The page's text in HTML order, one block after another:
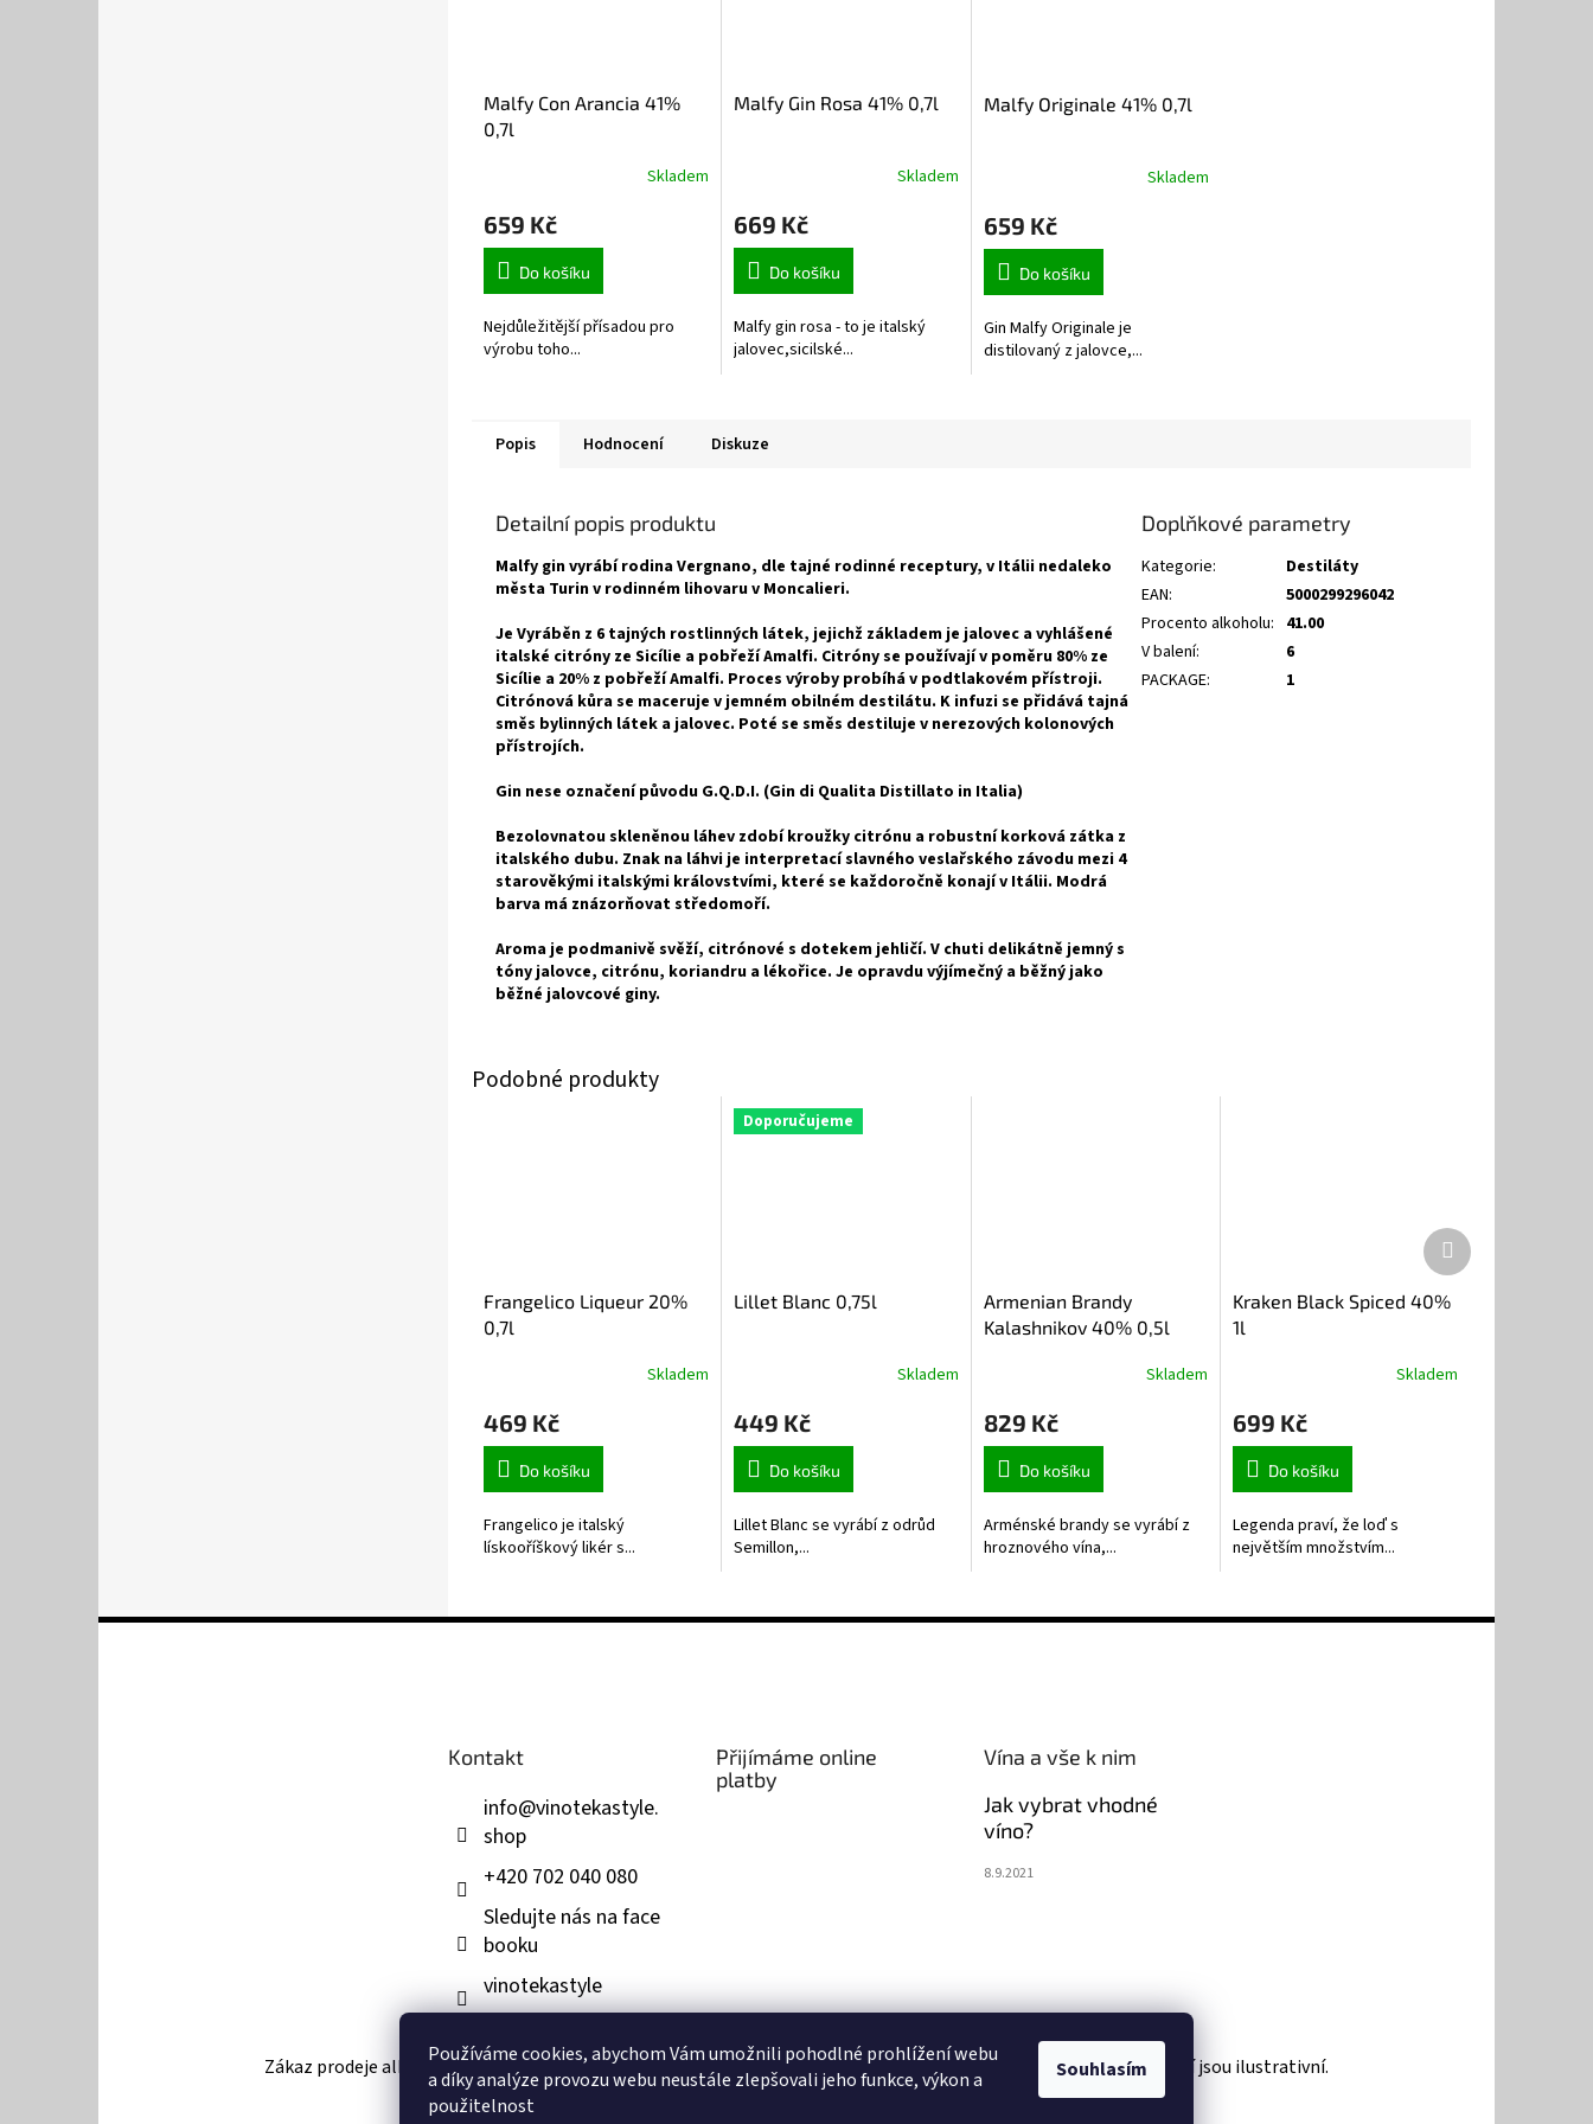
Používáme cookies, abychom Vám umožnili pohodlné prohlížení webu
a díky analýze provozu webu neustále zlepšovali jeho funkce, výkon a
použitelnost
Souhlasím
Malfy Con Arancia 41%
0,7l
Skladem
659 Kč
Do košíku
Nejdůležitější přísadou pro
výrobu toho...
Malfy Gin Rosa 41% 0,7l
Skladem
669 Kč
Do košíku
Malfy gin rosa - to je italský
jalovec,sicilské...
Malfy Originale 41% 0,7l
Skladem
659 Kč
Do košíku
Gin Malfy Originale je
distilovaný z jalovce,...
Popis Hodnocení Diskuze
Detailní popis produktu
Malfy gin vyrábí rodina Vergnano, dle tajné rodinné receptury, v Itálii nedaleko
města Turin v rodinném lihovaru v Moncalieri.
Je Vyráběn z 6 tajných rostlinných látek, jejichž základem je jalovec a vyhlášené
italské citróny ze Sicílie a pobřeží Amalfi. Citróny se používají v poměru 80% ze
Sicílie a 20% z pobřeží Amalfi. Proces výroby probíhá v podtlakovém přístroji.
Citrónová kůra se maceruje v jemném obilném destilátu. K infuzi se přidává tajná
směs bylinných látek a jalovec. Poté se směs destiluje v nerezových kolonových
přístrojích.
Gin nese označení původu G.Q.D.I. (Gin di Qualita Distillato in Italia)
Bezolovnatou skleněnou láhev zdobí kroužky citrónu a robustní korková zátka z
italského dubu. Znak na láhvi je interpretací slavného veslařského závodu mezi 4
starověkými italskými královstvími, které se každoročně konají v Itálii. Modrá
barva má znázorňovat středomoří.
Aroma je podmanivě svěží, citrónové s dotekem jehličí. V chuti delikátně jemný s
tóny jalovce, citrónu, koriandru a lékořice. Je opravdu výjímečný a běžný jako
běžné jalovcové giny.
Doplňkové parametry
Kategorie:
Destiláty
EAN:
5000299296042
Procento alkoholu: 41.00
V balení:
6
PACKAGE: 1
Frangelico Liqueur 20%
0,7l
Skladem
469 Kč
Do košíku
Frangelico je italský
lískooříškový likér s...
Doporučujeme
Lillet Blanc 0,75l
Skladem
449 Kč
Do košíku
Lillet Blanc se vyrábí z odrůd
Semillon,...
Armenian Brandy
Kalashnikov 40% 0,5l
Skladem
829 Kč
Do košíku
Arménské brandy se vyrábí z
hroznového vína,...
Kraken Black Spiced 40%
1l
Skladem
699 Kč
Do košíku
Legenda praví, že loď s
největším množstvím...
Další
produkt
Kontakt
info@vinotekastyle.
shop
+420 702 040 080
Sledujte nás na face
booku
vinotekastyle
Přijímáme online
platby
Vína a vše k nim
Jak vybrat vhodné
víno?
8.9.2021
Zákaz prodeje alkoholu osobám mladším 18 let. Při převzetí zboží bude ověřen váš věk. Fotografie produktů a zboží jsou ilustrativní.